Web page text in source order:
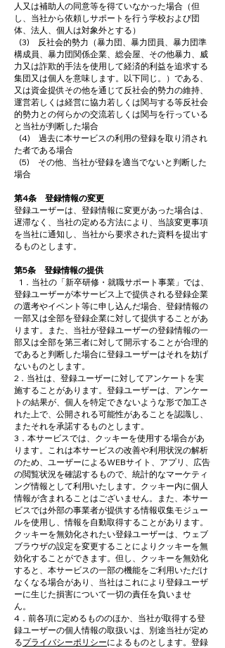
人又は補助人の同意等を得ていなかった場合（但
し、当社から依頼しサポートを行う学校および団
体、法人、個人は対象外とする）
(3) 反社会的勢力（暴力団、暴力団員、暴力団準
構成員、暴力団関係企業、総会屋、その他暴力、威
力又は詐欺的手法を使用して経済的利益を追求する
集団又は個人を意味します。以下同じ。）である、
又は資金提供その他を通じて反社会的勢力の維持、
運営若しくは経営に協力若しくは関与する等反社会
的勢力との何らかの交流若しくは関与を行っている
と当社が判断した場合
(4) 過去に本サービスの利用の登録を取り消され
た者である場合
(5) その他、当社が登録を適当でないと判断した
場合
第4条 登録情報の変更
登録ユーザーは、登録情報に変更があった場合は、
遅滞なく、当社の定める方法により、当該変更事項
を当社に通知し、当社から要求された資料を提出す
るものとします。
第5条 登録情報の提供
1．当社の「新卒研修・就職サポート事業」では、
登録ユーザーが本サービス上で提供される登録企業
の選考やイベント等に申し込んだ場合、登録情報の
一部又は全部を登録企業に対して提供することがあ
ります。また、当社が登録ユーザーの登録情報の一
部又は全部を第三者に対して開示することが合理的
であると判断した場合に登録ユーザーはそれを妨げ
ないものとします。
2．当社は、登録ユーザーに対してアンケートを実
施することがあります。登録ユーザーは、アンケー
トの結果が、個人を特定できないような形で加工さ
れた上で、公開される可能性があることを認識し、
またそれを承諾するものとします。
3．本サービスでは、クッキーを使用する場合があ
ります。これは本サービスの改善や利用状況の解析
のため、ユーザーによるWEBサイト、アプリ、広告
の閲覧状況を確認するもので、統計的なマーケティ
ング情報として利用いたします。クッキー内に個人
情報が含まれることはございません。また、本サー
ビスでは外部の事業者が提供する情報収集モジュー
ルを使用し、情報を自動取得することがあります。
クッキーを無効化されたい登録ユーザーは、ウェブ
ブラウザの設定を変更することによりクッキーを無
効化することができます。但し、クッキーを無効化
すると、本サービスの一部の機能をご利用いただけ
なくなる場合があり、当社はこれにより登録ユーザ
ーに生じた損害について一切の責任を負いませ
ん。
4．前各項に定めるもののほか、当社が取得する登
録ユーザーの個人情報の取扱いは、別途当社が定め
るプライバシーポリシーによるものとします。登録